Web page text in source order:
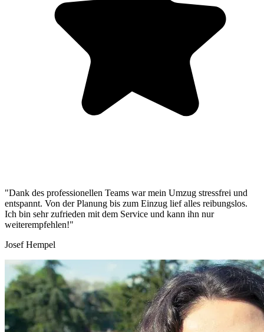
"Dank des professionellen Teams war mein Umzug stressfrei und
entspannt. Von der Planung bis zum Einzug lief alles reibungslos.
Ich bin sehr zufrieden mit dem Service und kann ihn nur
weiterempfehlen!"
Josef Hempel